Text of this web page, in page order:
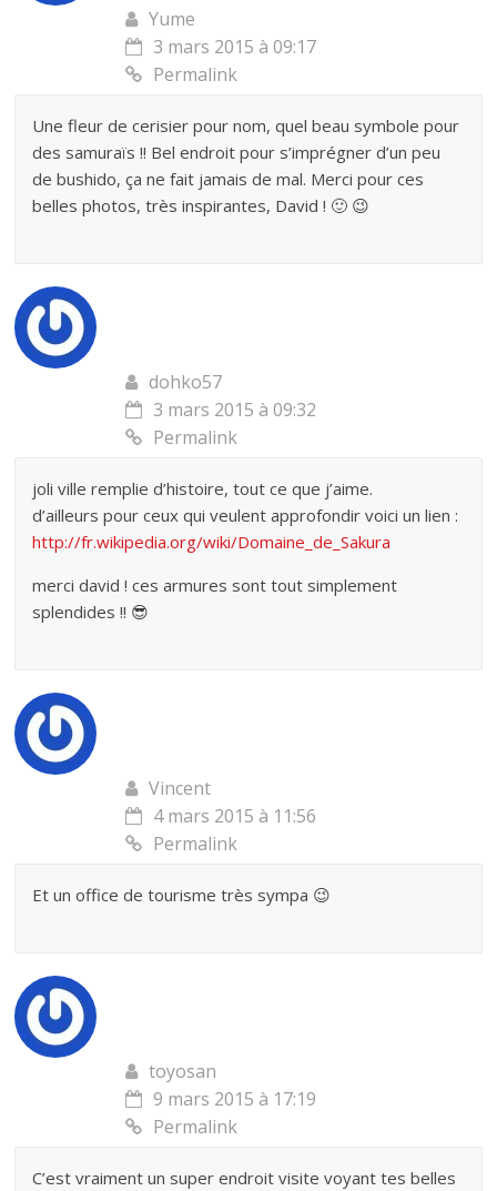
Yume
3 mars 2015 à 09:17
Permalink
Une fleur de cerisier pour nom, quel beau symbole pour
des samuraïs !! Bel endroit pour s’imprégner d’un peu
de bushido, ça ne fait jamais de mal. Merci pour ces
belles photos, très inspirantes, David ! 🙂 😉
dohko57
3 mars 2015 à 09:32
Permalink
joli ville remplie d’histoire, tout ce que j’aime.
d’ailleurs pour ceux qui veulent approfondir voici un lien :
http://fr.wikipedia.org/wiki/Domaine_de_Sakura
merci david ! ces armures sont tout simplement
splendides !! 😎
Vincent
4 mars 2015 à 11:56
Permalink
Et un office de tourisme très sympa 😉
toyosan
9 mars 2015 à 17:19
Permalink
C’est vraiment un super endroit visite voyant tes belles